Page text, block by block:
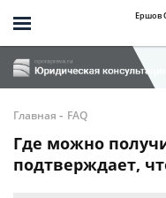
Ершов
Главная - FAQ
Где можно
подтверждает,